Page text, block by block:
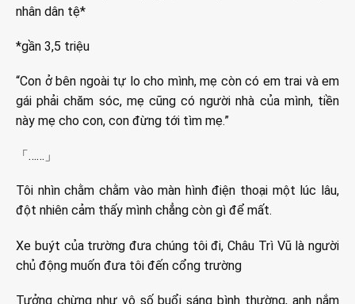
nhân dân tệ*
*gần 3,5 triệu
“Con ở bên ngoài tự lo cho mình, mẹ còn có em trai và em
gái phải chăm sóc, mẹ cũng có người nhà của mình, tiền
này mẹ cho con, con đừng tới tìm mẹ.”
「……」
Tôi nhìn chằm chằm vào màn hình điện thoại một lúc lâu,
đột nhiên cảm thấy mình chẳng còn gì để mất.
Xe buýt của trường đưa chúng tôi đi, Châu Trì Vũ là người
chủ động muốn đưa tôi đến cổng trường
Tưởng chừng như vô số buổi sáng bình thường, anh nắm